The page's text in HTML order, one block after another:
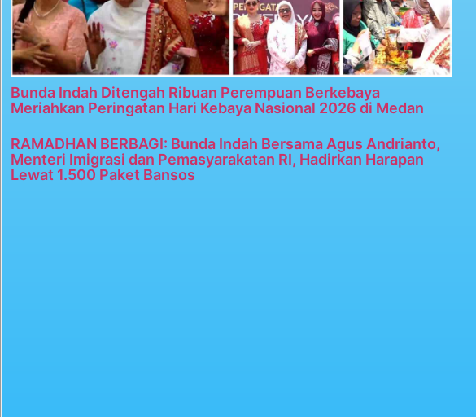
Bunda Indah Ditengah Ribuan Perempuan Berkebaya
Meriahkan Peringatan Hari Kebaya Nasional 2026 di Medan
RAMADHAN BERBAGI: Bunda Indah Bersama Agus Andrianto,
Menteri Imigrasi dan Pemasyarakatan RI, Hadirkan Harapan
Lewat 1.500 Paket Bansos